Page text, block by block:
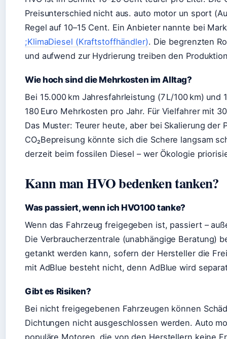
Preisunterschied nicht aus. auto motor un sport
Regel auf 10–15 Cent. Ein Anbieter nannte bei
;KlimaDiesel (Kraftstoffhändler). Die begrenzten
und aufwend zur Hydrierung treiben den
Wie hoch sind die Mehrkosten im Alltag?
Bei 15.000 km Jahresfahrleistung (7 L/100 km)
180 Euro Mehrkosten pro Jahr. Für Vielfahrer mit
Das Muster: Teurer heute, aber bei Skalierung der
CO₂Bepreisung könnte sich die Schere langsam
derzeit beim fossilen Diesel – wer Ökologie
Kann man HVO bedenken tanken?
Was passiert, wenn ich HVO100 tanke?
Wenn das Fahrzeug freigegeben ist, passiert –
Die Verbraucherzentrale (unabhängige Beratung)
getankt werden kann, sofern der Hersteller die
mit AdBlue besteht nicht, denn AdBlue wird
Gibt es Risiken?
Bei nicht freigegebenen Fahrzeugen können
Dichtungen nicht ausgeschlossen werden. Auto